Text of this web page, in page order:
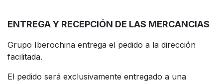
ENTREGA Y RECEPCIÓN DE LAS MERCANCIAS
Grupo Iberochina entrega el pedido a la dirección
facilitada.
El pedido será exclusivamente entregado a una